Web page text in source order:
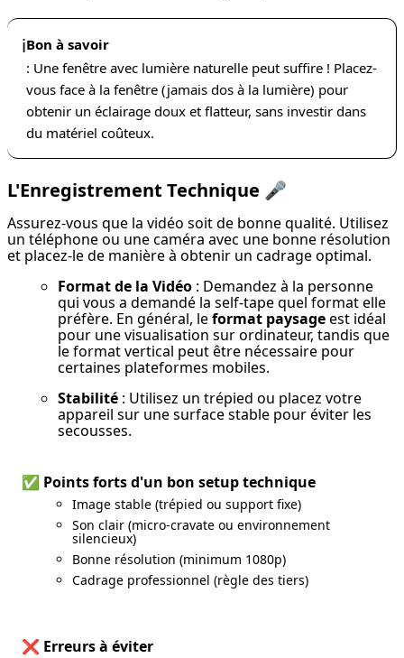
ℹ️Bon à savoir
: Une fenêtre avec lumière naturelle peut suffire ! Placez-
vous face à la fenêtre (jamais dos à la lumière) pour
obtenir un éclairage doux et flatteur, sans investir dans
du matériel coûteux.
L'Enregistrement Technique 🎤
Assurez-vous que la vidéo soit de bonne qualité. Utilisez
un téléphone ou une caméra avec une bonne résolution
et placez-le de manière à obtenir un cadrage optimal.
Format de la Vidéo : Demandez à la personne
qui vous a demandé la self-tape quel format elle
préfère. En général, le format paysage est idéal
pour une visualisation sur ordinateur, tandis que
le format vertical peut être nécessaire pour
certaines plateformes mobiles.
Stabilité : Utilisez un trépied ou placez votre
appareil sur une surface stable pour éviter les
secousses.
✅ Points forts d'un bon setup technique
Image stable (trépied ou support fixe)
Son clair (micro-cravate ou environnement
silencieux)
Bonne résolution (minimum 1080p)
Cadrage professionnel (règle des tiers)
❌ Erreurs à éviter